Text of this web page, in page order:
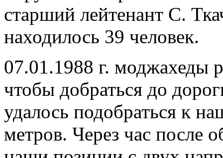
старший лейтенант С.
находилось 39 человек.
07.01.1988 г. моджахеды
чтобы добраться до
удалось подобраться к
метров. Через час после